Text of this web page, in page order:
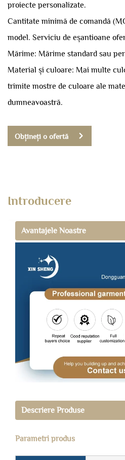
proiecte personalizate.
Cantitate minimă de comandă
model. Serviciu de eșantioane
Mărime: Mărime standard sau
Material și culoare: Mai multe
trimite mostre de culoare ale
dumneavoastră.
Obțineți o ofertă
Introducere
Avantajele Noastre
Descriere Produse
Parametri produs